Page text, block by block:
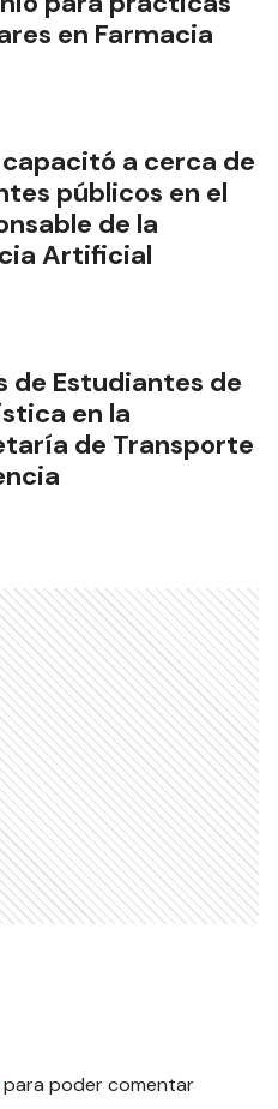
en Farmacia
a cerca de
públicos en el
de la
Artificial
de Estudiantes de
en la
de Transporte
para poder comentar